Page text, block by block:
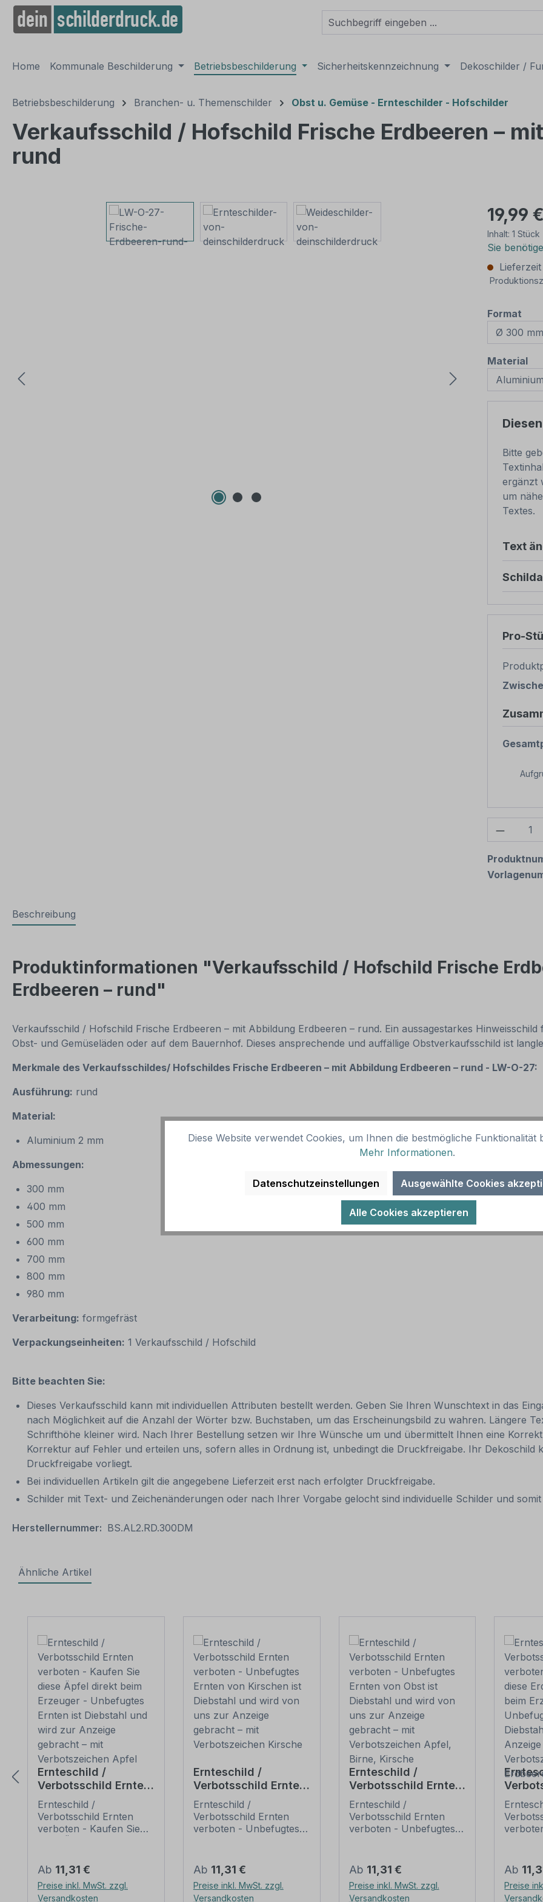
Zur Hauptnavigation springen
Home Kommunale Beschilderung Betriebsbeschilderung Sicherheitskennzeichnung Dekoschilder /
Betriebsbeschilderung Branchen- u. Themenschilder Obst u. Gemüse - Ernteschilder - Hofschilder
Verkaufsschild / Hofschild Frische Erdbeeren –
rund
Bildergalerie überspringen 19,99 €
Inhalt: 1 Stück
Sie
Format
Material
Bitte
ergänzt
um
Textes.
Text
Pro-
Beschreibung
Produktinformationen "Verkaufsschild / Hofschild Frische
Erdbeeren – rund"
Verkaufsschild / Hofschild Frische Erdbeeren – mit Abbildung Erdbeeren – rund. Ein aussagestarkes
Obst- und Gemüseläden oder auf dem Bauernhof. Dieses ansprechende und auffällige Obstverkaufsschild ist
Merkmale des Verkaufsschildes/ Hofschildes Frische Erdbeeren – mit Abbildung Erdbeeren – rund - LW-O-27:
Ausführung: rund
Material:
Aluminium 2 mm
Abmessungen:
300 mm
400 mm
500 mm
600 mm
700 mm
800 mm
980 mm
Verarbeitung: formgefräst
Verpackungseinheiten: 1 Verkaufsschild / Hofschild
Bitte beachten Sie:
Dieses Verkaufsschild kann mit individuellen Attributen bestellt werden. Geben Sie Ihren Wunschtext in das
nach Möglichkeit auf die Anzahl der Wörter bzw. Buchstaben, um das Erscheinungsbild zu wahren. Längere
Schrifthöhe kleiner wird. Nach Ihrer Bestellung setzen wir Ihre Wünsche um und übermittelt Ihnen eine
Korrektur auf Fehler und erteilen uns, sofern alles in Ordnung ist, unbedingt die Druckfreigabe. Ihr
Druckfreigabe vorliegt.
Bei individuellen Artikeln gilt die angegebene Lieferzeit erst nach erfolgter Druckfreigabe.
Schilder mit Text- und Zeichenänderungen oder nach Ihrer Vorgabe gelocht sind individuelle Schilder und
Herstellernummer: BS.AL2.RD.300DM
Ähnliche Artikel
Ernteschild /
Verbotsschild Ernten
verboten - Kaufen
Sie diese Äpfel direkt
beim Erzeuger -
Unbefugtes Ernten
wird zur Anzeige
gebracht – mit
Verbotszeichen Apfel
Ernteschild /
Verbotsschild Ernten
verboten - Kaufen Sie
Ernten ist Diebstahl und
wird zur Anzeige
gebracht – mit
Regulärer Preis:
Ab 11,31 €
Preise inkl. MwSt. zzgl.
Versandkosten
Ernteschild /
Verbotsschild Ernten
verboten -
Unbefugtes Ernten
von Kirschen ist
Diebstahl und wird
gebracht – mit
Verbotszeichen
Kirsche
Ernteschild /
Verbotsschild Ernten
verboten - Unbefugtes
uns zur Anzeige
gebracht – mit
Verbotszeichen Kirsche.
Regulärer Preis:
Ab 11,31 €
Preise inkl. MwSt. zzgl.
Versandkosten
Ernteschild /
Verbotsschild Ernten
verboten -
Unbefugtes Ernten
von Obst ist
Diebstahl und wird
gebracht – mit
Verbotszeichen
Apfel, Birne, Kirsche
Ernteschild /
Verbotsschild Ernten
verboten - Unbefugtes
uns zur Anzeige
gebracht – mit
Verbotszeichen Apfel,
Regulärer Preis:
Ab 11,31 €
Preise inkl. MwSt. zzgl.
Versandkosten
Sie
direkt
wird
Anzeige
Ab
Preise
Diese Website verwendet Cookies, um Ihnen die bestmögliche Funktionalität
Mehr Informationen.
Datenschutzeinstellungen Ausgewählte Cookies
Alle Cookies akzeptieren